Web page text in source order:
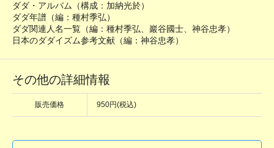
ダダ・アルバム（構成：加納光於）
ダダ年譜（編：種村季弘）
ダダ関連人名一覧（編：種村季弘、巖谷國士、神谷忠孝）
日本のダダイズム参考文献（編：神谷忠孝）
その他の詳細情報
販売価格 950円(税込)